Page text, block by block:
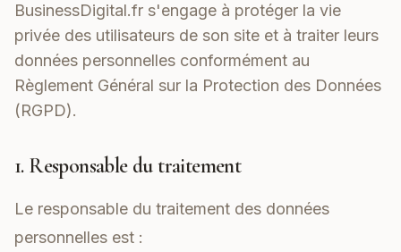
BusinessDigital.fr s'engage à protéger la vie
privée des utilisateurs de son site et à traiter leurs
données personnelles conformément au
Règlement Général sur la Protection des Données
(RGPD).
1. Responsable du traitement
Le responsable du traitement des données
personnelles est :